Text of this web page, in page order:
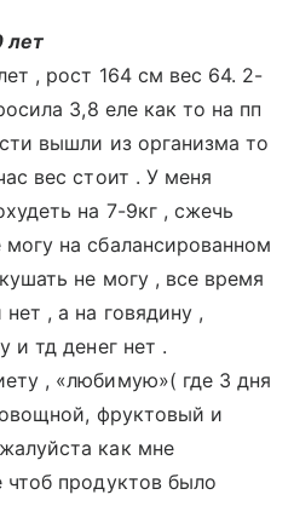
лет
, рост 164 см вес 64. 2-
3,8 еле как то на пп
вышли из организма то
вес стоит . У меня
на 7-9кг , сжечь
на сбалансированном
не могу , все время
, а на говядину ,
и тд денег нет .
, «любимую»( где 3 дня
фруктовый и
как мне
продуктов было